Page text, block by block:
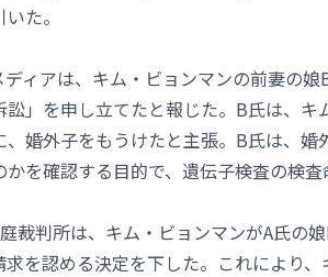
た。
ィアは、キム・ビョンマンの前妻の
」を申し立てたと報じた。B氏は、キ
婚外子をもうけたと主張。B氏は、婚
を確認する目的で、遺伝子検査の検査
裁判所は、キム・ビョンマンがA氏の
を認める決定を下した。これにより